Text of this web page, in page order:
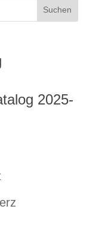
2025-